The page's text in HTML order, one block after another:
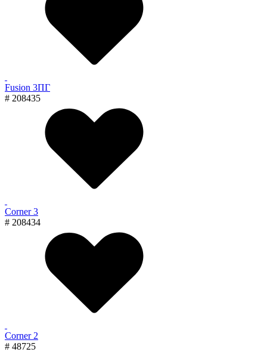
Fusion 3ПГ
# 208435
Corner 3
# 208434
Corner 2
# 48725